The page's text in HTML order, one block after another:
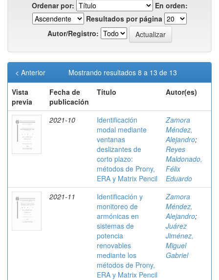
Ordenar por:
En orden:
Resultados por página
Autor/Registro:
Mostrando resultados 8 a 13 de 13
< Anterior
Vista
previa
Fecha de
publicación
Título Autor(es)
2021-10
Identificación
modal mediante
ventanas
deslizantes de
corto plazo:
métodos de Prony,
ERA y Matrix Pencil
Zamora
Méndez,
Alejandro;
Reyes
Maldonado,
Félix
Eduardo
2021-11
Identificación y
monitoreo de
armónicas en
sistemas de
potencia
renovables
mediante los
métodos de Prony,
ERA y Matrix Pencil
Zamora
Méndez,
Alejandro;
Juárez
Jiménez,
Miguel
Gabriel